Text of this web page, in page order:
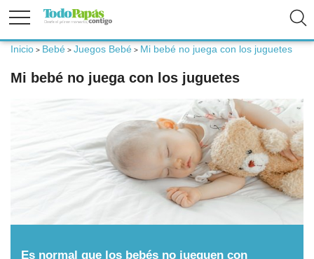
Inicio > Bebé > Juegos Bebé > Mi bebé no juega con los juguetes
Mi bebé no juega con los juguetes
Es normal que los bebés no jueguen con